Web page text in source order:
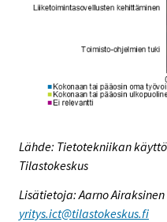
Lähde: Tietotekniikan
Tilastokeskus
Lisätietoja: Aarno Airaksinen
yritys.ict@tilastokeskus.fi